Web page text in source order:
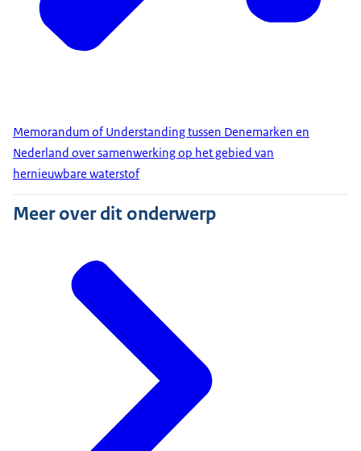
Memorandum of Understanding tussen Denemarken en
Nederland over samenwerking op het gebied van
hernieuwbare waterstof
Meer over dit onderwerp